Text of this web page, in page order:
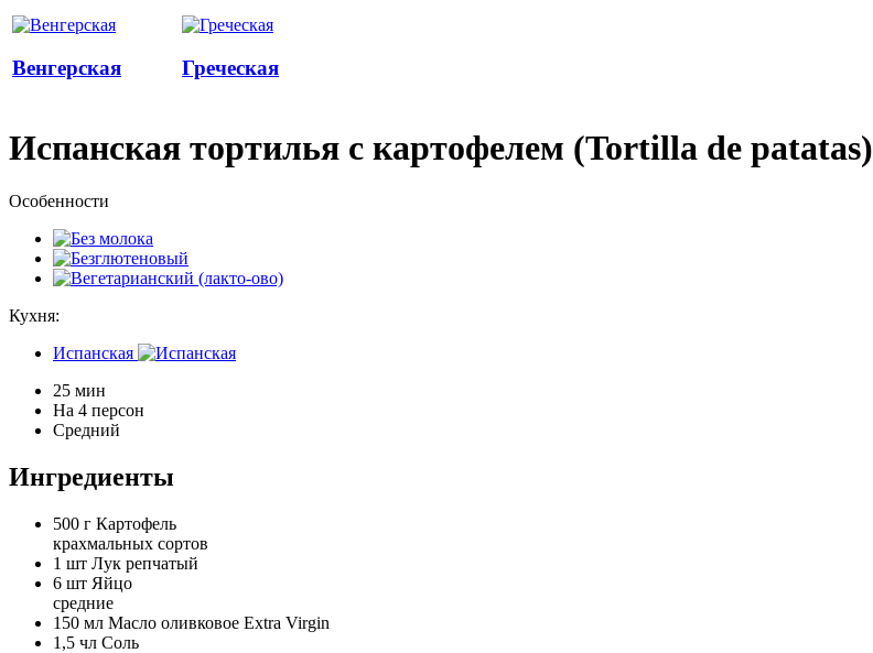
Венгерская Греческая
Испанская тортилья с картофелем (Tortilla de patatas)
Особенности
Кухня:
Испанская
25 мин
На 4 персон
Средний
Ингредиенты
500 г Картофель
крахмальных сортов
1 шт Лук репчатый
6 шт Яйцо
средние
150 мл Масло оливковое Extra Virgin
1,5 чл Соль